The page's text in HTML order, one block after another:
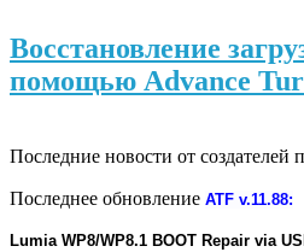
Восстановление
помощью Advance
Последние новости от создателей
Последнее обновление ATF v.11.88:
Lumia WP8/WP8.1 BOOT Repair via